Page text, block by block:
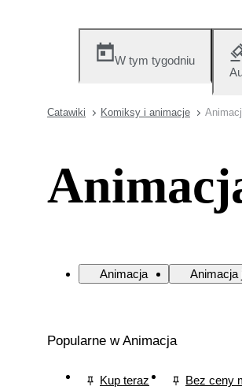
W tym tygodniu
Catawiki Komiksy i animacje
Animacja Animacja
Popularne w Animacja
Kup teraz Bez ceny